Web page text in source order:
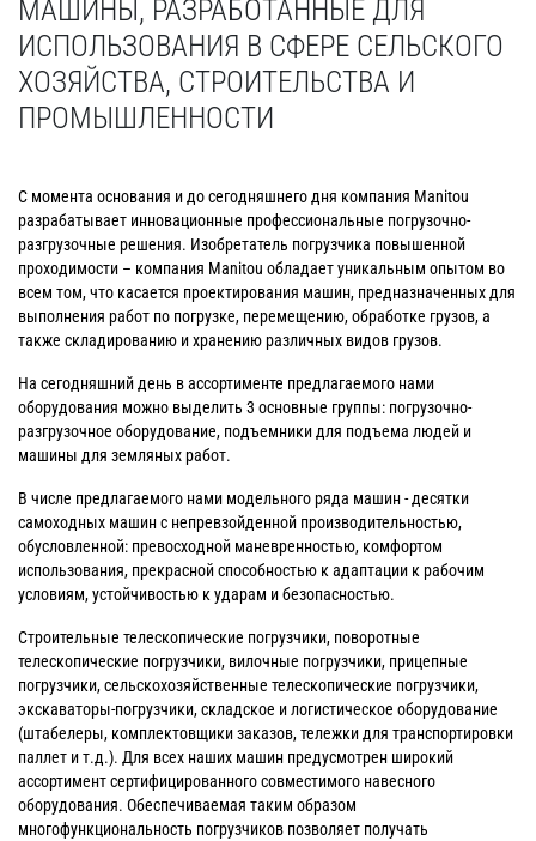
МАШИНЫ, РАЗРАБОТАННЫЕ ДЛЯ
ИСПОЛЬЗОВАНИЯ В СФЕРЕ СЕЛЬСКОГО
ХОЗЯЙСТВА, СТРОИТЕЛЬСТВА И
ПРОМЫШЛЕННОСТИ
С момента основания и до сегодняшнего дня компания Manitou
разрабатывает инновационные профессиональные погрузочно-
разгрузочные решения. Изобретатель погрузчика повышенной
проходимости – компания Manitou обладает уникальным опытом во
всем том, что касается проектирования машин, предназначенных для
выполнения работ по погрузке, перемещению, обработке грузов, а
также складированию и хранению различных видов грузов.
На сегодняшний день в ассортименте предлагаемого нами
оборудования можно выделить 3 основные группы: погрузочно-
разгрузочное оборудование, подъемники для подъема людей и
машины для земляных работ.
В числе предлагаемого нами модельного ряда машин - десятки
самоходных машин с непревзойденной производительностью,
обусловленной: превосходной маневренностью, комфортом
использования, прекрасной способностью к адаптации к рабочим
условиям, устойчивостью к ударам и безопасностью.
Строительные телескопические погрузчики, поворотные
телескопические погрузчики, вилочные погрузчики, прицепные
погрузчики, сельскохозяйственные телескопические погрузчики,
экскаваторы-погрузчики, складское и логистическое оборудование
(штабелеры, комплектовщики заказов, тележки для транспортировки
паллет и т.д.). Для всех наших машин предусмотрен широкий
ассортимент сертифицированного совместимого навесного
оборудования. Обеспечиваемая таким образом
многофункциональность погрузчиков позволяет получать